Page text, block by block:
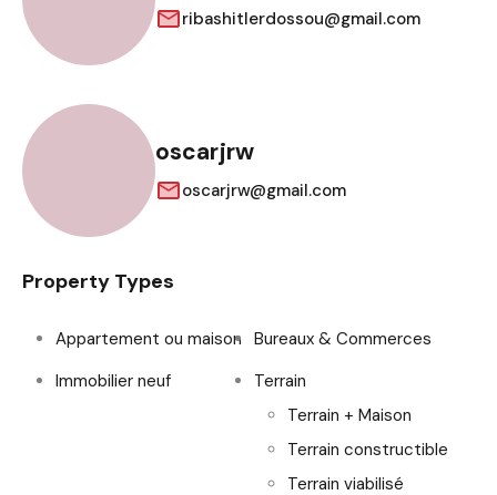
ribashitlerdossou@gmail.com
oscarjrw
oscarjrw@gmail.com
Property Types
Appartement ou maison Bureaux & Commerces
Immobilier neuf
Terrain
Terrain + Maison
Terrain constructible
Terrain viabilisé